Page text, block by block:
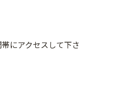
にアクセスして下さ